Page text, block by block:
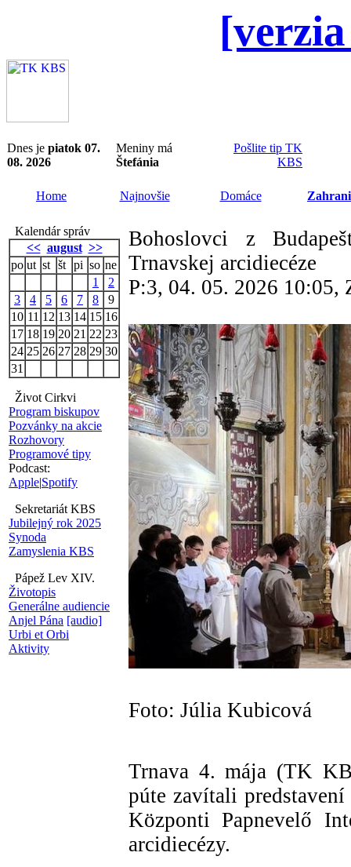
Dnes je piatok 07.
08. 2026
Meniny má
Štefánia
Pošlite tip TK
KBS
Home Najnovšie Domáce
Kalendár správ
<< august >>
po ut st št pi so ne
1
2
3
4 5 6 7 8
9
10 11 12 13 14 15 16
17 18 19 20 21 22 23
24 25 26 27 28 29 30
31
Život Cirkvi
Program biskupov
Pozvánky na akcie
Rozhovory
Programové tipy
Podcast:
Apple|Spotify
Sekretariát KBS
Jubilejný rok 2025
Synoda
Zamyslenia KBS
Pápež Lev XIV.
Životopis
Generálne audiencie
Anjel Pána [audio]
Urbi et Orbi
Aktivity
Bohoslovci z
Trnavskej arcidiecéze
P:3, 04. 05. 2026 10:05,
Foto: Júlia Kubicová
Trnava 4. mája (TK
púte zavítali
Központi Papnevelő
arcidiecézy.